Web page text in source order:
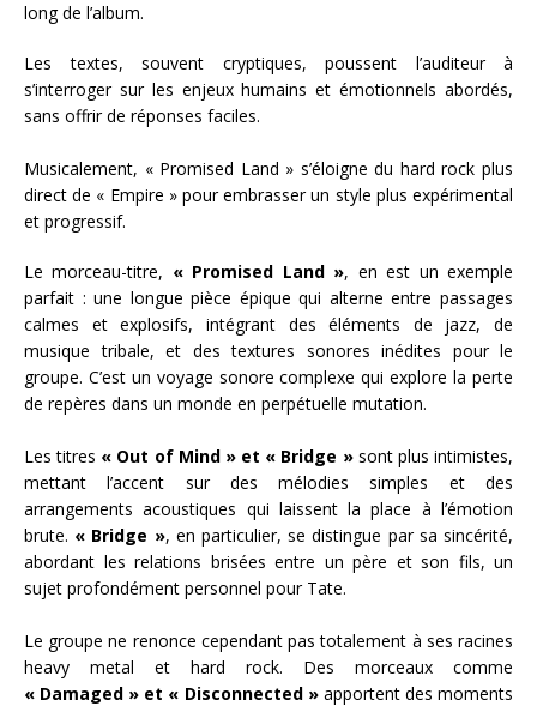
long de l’album.
Les textes, souvent cryptiques, poussent l’auditeur à
s’interroger sur les enjeux humains et émotionnels abordés,
sans offrir de réponses faciles.
Musicalement, « Promised Land » s’éloigne du hard rock plus
direct de « Empire » pour embrasser un style plus expérimental
et progressif.
Le morceau-titre, « Promised Land », en est un exemple
parfait : une longue pièce épique qui alterne entre passages
calmes et explosifs, intégrant des éléments de jazz, de
musique tribale, et des textures sonores inédites pour le
groupe. C’est un voyage sonore complexe qui explore la perte
de repères dans un monde en perpétuelle mutation.
Les titres « Out of Mind » et « Bridge »sont plus intimistes,
mettant l’accent sur des mélodies simples et des
arrangements acoustiques qui laissent la place à l’émotion
brute. « Bridge », en particulier, se distingue par sa sincérité,
abordant les relations brisées entre un père et son fils, un
sujet profondément personnel pour Tate.
Le groupe ne renonce cependant pas totalement à ses racines
heavy metal et hard rock. Des morceaux comme
« Damaged » et « Disconnected »apportent des moments